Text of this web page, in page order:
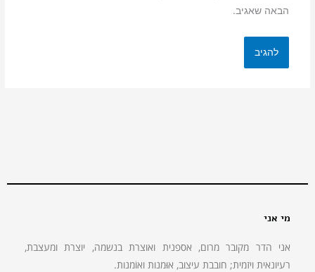
הבאה שאגיב.
מי אני
אני הדר מקובר מרום, אספנית ואוצרת בנשמה, יוצרת ומעצבת,
רעיונאית ויזמית; חובבת עיצוב, אוּמנות ואוֹמנות.